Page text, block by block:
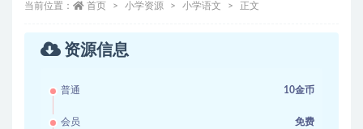
当前位置： 首页 小学资源 小学语文 正文
资源信息
普通 10金币
会员 免费